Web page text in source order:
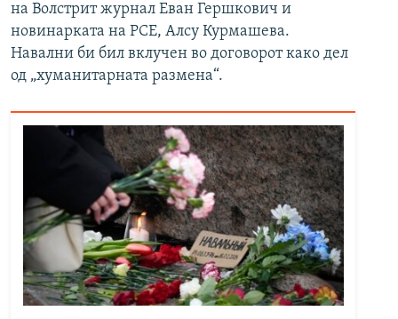
на Волстрит журнал Еван Гершкович и
новинарката на РСЕ, Алсу Курмашева.
Навални би бил вклучен во договорот како дел
од „хуманитарната размена“.